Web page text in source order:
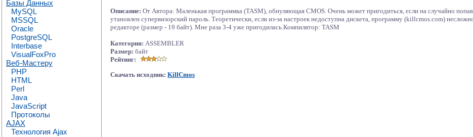
Базы Данных
MySQL
MSSQL
Oracle
PostgreSQL
Interbase
VisualFoxPro
Веб-Мастеру
PHP
HTML
Perl
Java
JavaScript
Протоколы
AJAX
Технология Ajax
Описание: От Автора: Маленькая программка (TASM), обнуляющая CMOS. Очень может пригодиться, если на случайно
утановлен супервизорский пароль. Теоретически, если из-за настроек недоступна дискета, программу (killcmos.com)
редакторе (размер - 19 байт). Мне раза 3-4 уже пригодилась.Компилятор: TASM
Категория: ASSEMBLER
Размер: байт
Рейтинг:
Скачать исходник: KillCmos